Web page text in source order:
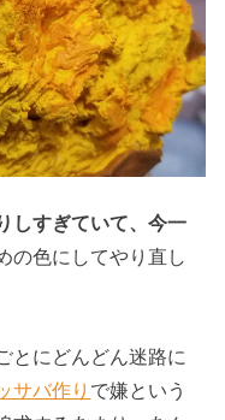
しすぎていて、今一
の色にしてやり直し
とにどんどん迷路に
サバ作り で嫌という